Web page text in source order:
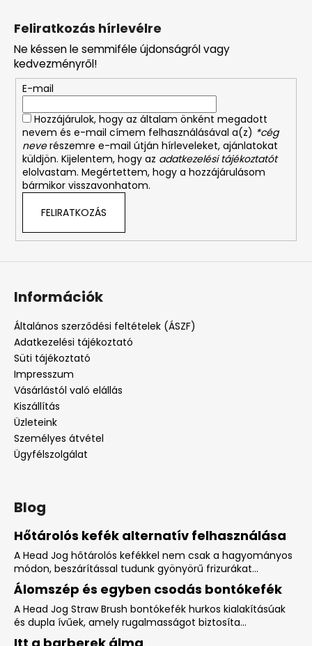
Feliratkozás hírlevélre
Ne késsen le semmiféle újdonságról vagy
kedvezményről!
E-mail
Hozzájárulok, hogy az általam önként megadott
nevem és e-mail címem felhasználásával a(z) *cég
neverészemre e-mail útján hírleveleket, ajánlatokat
küldjön. Kijelentem, hogy az adatkezelési tájékoztatót
elolvastam. Megértettem, hogy a hozzájárulásom
bármikor visszavonhatom.
FELIRATKOZÁS
Információk
Általános szerződési feltételek (ÁSZF)
Adatkezelési tájékoztató
Süti tájékoztató
Impresszum
Vásárlástól való elállás
Kiszállítás
Üzleteink
Személyes átvétel
Ügyfélszolgálat
Blog
Hőtárolós kefék alternatív felhasználása
A Head Jog hőtárolós kefékkel nem csak a hagyományos
módon, beszárítással tudunk gyönyörű frizurákat...
Álomszép és egyben csodás bontókefék
A Head Jog Straw Brush bontókefék hurkos kialakításúak
és dupla ívűek, amely rugalmasságot biztosíta...